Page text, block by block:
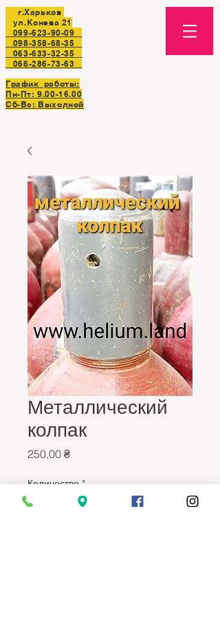
г.Харьков
ул.Конева 21
099-623-90-09
098-358-68-35
063-633-32-35
066-286-73-63
График работы:
Пн-Пт:9.00-16.00
Сб-Вс: Выходной
Металлический
колпак
250,00 ₴Цена
Количество *